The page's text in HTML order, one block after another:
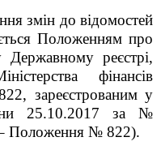
змін до відомостей
Положенням про
Державному реєстрі,
фінансів
зареєстрованим у
25.10.2017 за №
– Положення № 822).